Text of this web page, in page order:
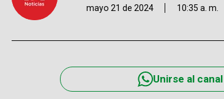
mayo 21 de 2024 10:35 a. m.
Unirse al